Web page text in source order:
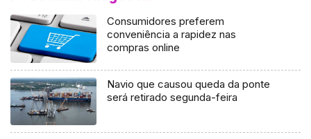
Consumidores preferem
conveniência a rapidez nas
compras online
Navio que causou queda da ponte
será retirado segunda-feira